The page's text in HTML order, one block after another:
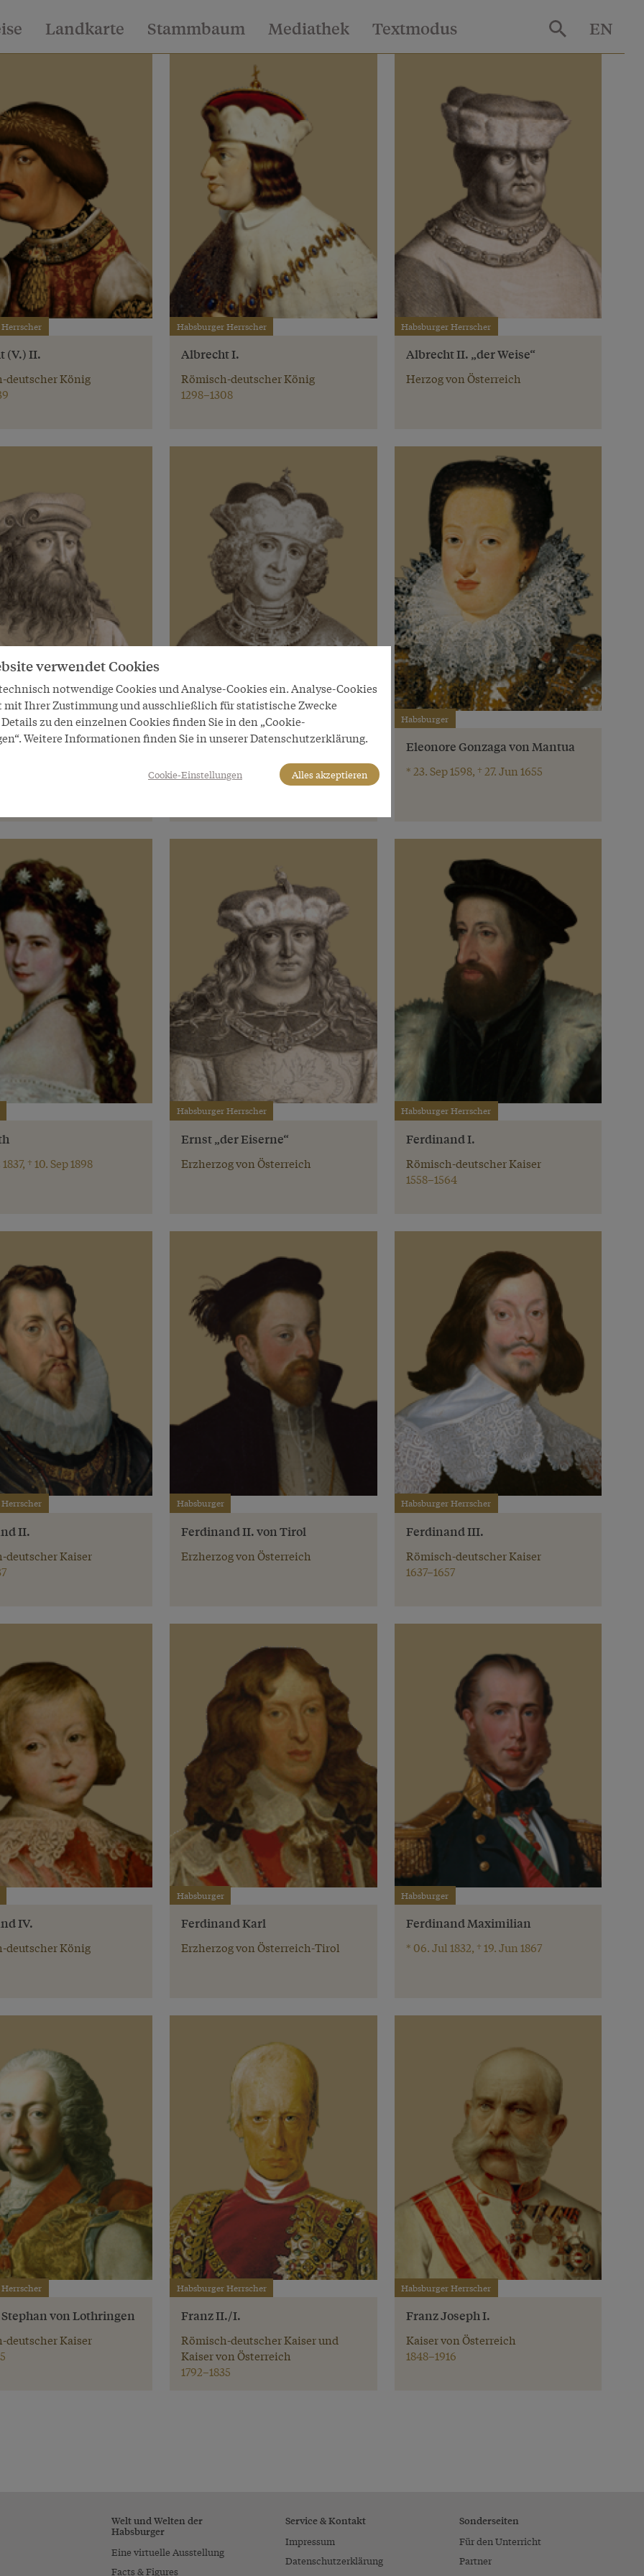
Landkarte Stammbaum Mediathek Textmodus EN
(V.) II.
deutscher König
Habsburger Herrscher
Albrecht I.
Römisch-deutscher König
1298–1308
Habsburger Herrscher
Albrecht II. „der Weise“
Herzog von Österreich
IV. „der Geduldige“
Habsburger Herrscher
Albrecht VI. „der Freigiebige“
Erzherzog von Österreich
Habsburger
Eleonore Gonzaga von Mantua
* 23. Sep 1598, † 27. Jun 1655
† 10. Sep 1898
Habsburger Herrscher
Ernst „der Eiserne“
Erzherzog von Österreich
Habsburger Herrscher
Ferdinand I.
Römisch-deutscher Kaiser
1558–1564
II.
deutscher Kaiser
Habsburger
Ferdinand II. von Tirol
Erzherzog von Österreich
Habsburger Herrscher
Ferdinand III.
Römisch-deutscher Kaiser
1637–1657
IV.
deutscher König
Habsburger
Ferdinand Karl
Erzherzog von Österreich-Tirol
Habsburger
Ferdinand Maximilian
* 06. Jul 1832, † 19. Jun 1867
von Lothringen
deutscher Kaiser
Habsburger Herrscher
Franz II./I.
Römisch-deutscher Kaiser und
Kaiser von Österreich
1792–1835
Habsburger Herrscher
Franz Joseph I.
Kaiser von Österreich
1848–1916
Welt und Welten der
Habsburger
Eine virtuelle Ausstellung
Facts & Figures
Service & Kontakt
Impressum
Datenschutzerklärung
Sonderseiten
Für den Unterricht
Partner
verwendet Cookies
notwendige Cookies und Analyse-Cookies ein. Analyse-Cookies
mit Ihrer Zustimmung und ausschließlich für statistische Zwecke
zu den einzelnen Cookies finden Sie in den „Cookie-
Weitere Informationen finden Sie in unserer Datenschutzerklärung.
Cookie-Einstellungen Alles akzeptieren